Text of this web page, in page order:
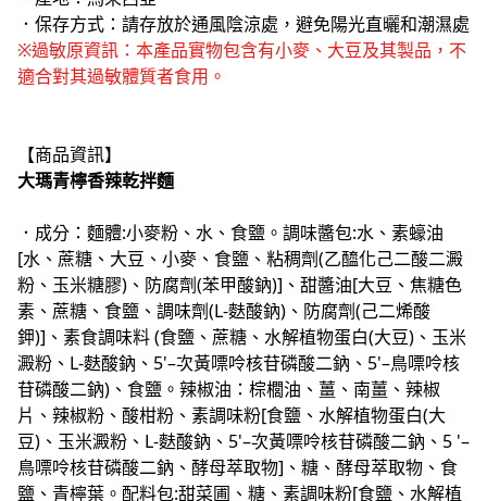
．保存方式：請存放於通風陰涼處，避免陽光直曬和潮濕處
※過敏原資訊：本產品實物包含有小麥、大豆及其製品，不
適合對其過敏體質者食用。
【商品資訊】
大瑪青檸香辣乾拌麵
．成分：麵體:小麥粉、水、食鹽。調味醬包:水、素蠔油
[水、蔗糖、大豆、小麥、食鹽、粘稠劑(乙醯化己二酸二澱
粉、玉米糖膠)、防腐劑(苯甲酸鈉)]、甜醬油[大豆、焦糖色
素、蔗糖、食鹽、調味劑(L-麩酸鈉)、防腐劑(己二烯酸
鉀)]、素食調味料 (食鹽、蔗糖、水解植物蛋白(大豆)、玉米
澱粉、L-麩酸鈉、5'–次黃嘌呤核苷磷酸二鈉、5'–鳥嘌呤核
苷磷酸二鈉)、食鹽。辣椒油：棕櫚油、薑、南薑、辣椒
片、辣椒粉、酸柑粉、素調味粉[食鹽、水解植物蛋白(大
豆)、玉米澱粉、L-麩酸鈉、5'–次黃嘌呤核苷磷酸二鈉、5 '–
鳥嘌呤核苷磷酸二鈉、酵母萃取物]、糖、酵母萃取物、食
鹽、青檸葉。配料包:甜菜圃、糖、素調味粉[食鹽、水解植